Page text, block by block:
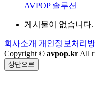
AVPOP 솔루션
게시물이 없습니다.
회사소개 개인정보처리
Copyright © avpop.kr All
상단으로